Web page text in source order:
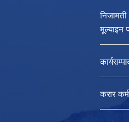
निजामती
मूल्याइन
करार